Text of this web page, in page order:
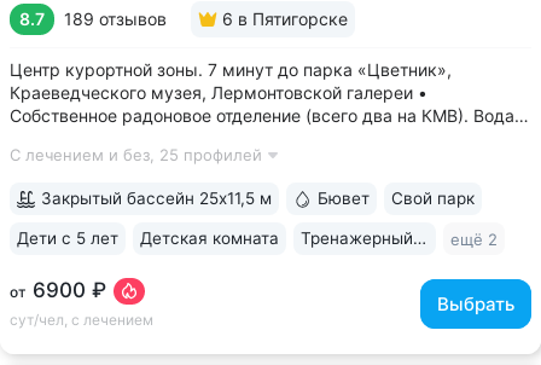
8.7 189 отзывов 6 в Пятигорске
Центр курортной зоны. 7 минут до парка «Цветник»,
Краеведческого музея, Лермонтовской галереи •
Собственное радоновое отделение (всего два на КМВ). Вода
сохраняя все полезные свойства • Сероводородные ванны
С лечением и без, 25 профилей
от 6900 ₽
сут/чел, с лечением
Выбрать
Закрытый бассейн 25x11,5 м Бювет Свой парк
Дети с 5 лет Детская комната Тренажерный зал ещё 2